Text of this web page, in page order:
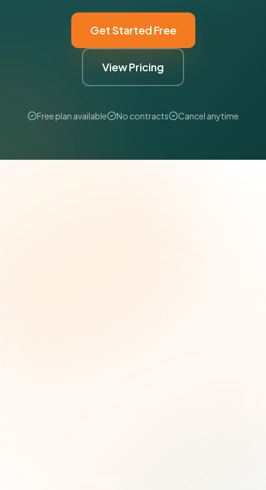
Get Started Free
View Pricing
Free plan available No contracts Cancel anytime